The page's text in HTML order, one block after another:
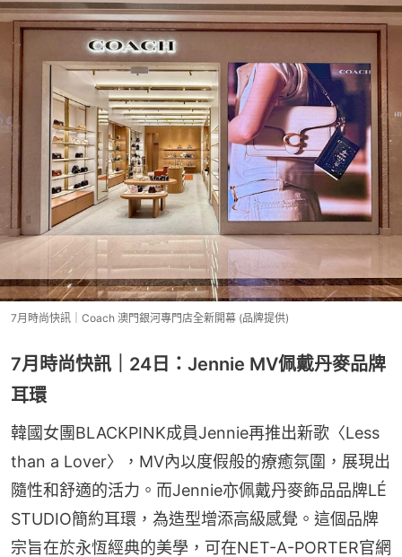
7月時尚快訊｜Coach 澳門銀河專門店全新開幕 (品牌提供)
7月時尚快訊｜24日：Jennie MV佩戴丹麥品牌
耳環
韓國女團BLACKPINK成員Jennie再推出新歌〈Less
than a Lover〉，MV內以度假般的療癒氛圍，展現出
隨性和舒適的活力。而Jennie亦佩戴丹麥飾品品牌LÉ
STUDIO簡約耳環，為造型增添高級感覺。這個品牌
宗旨在於永恆經典的美學，可在NET-A-PORTER官網